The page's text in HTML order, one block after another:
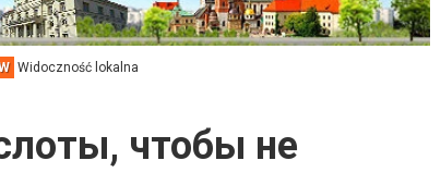
Widoczność lokalna
чтобы не